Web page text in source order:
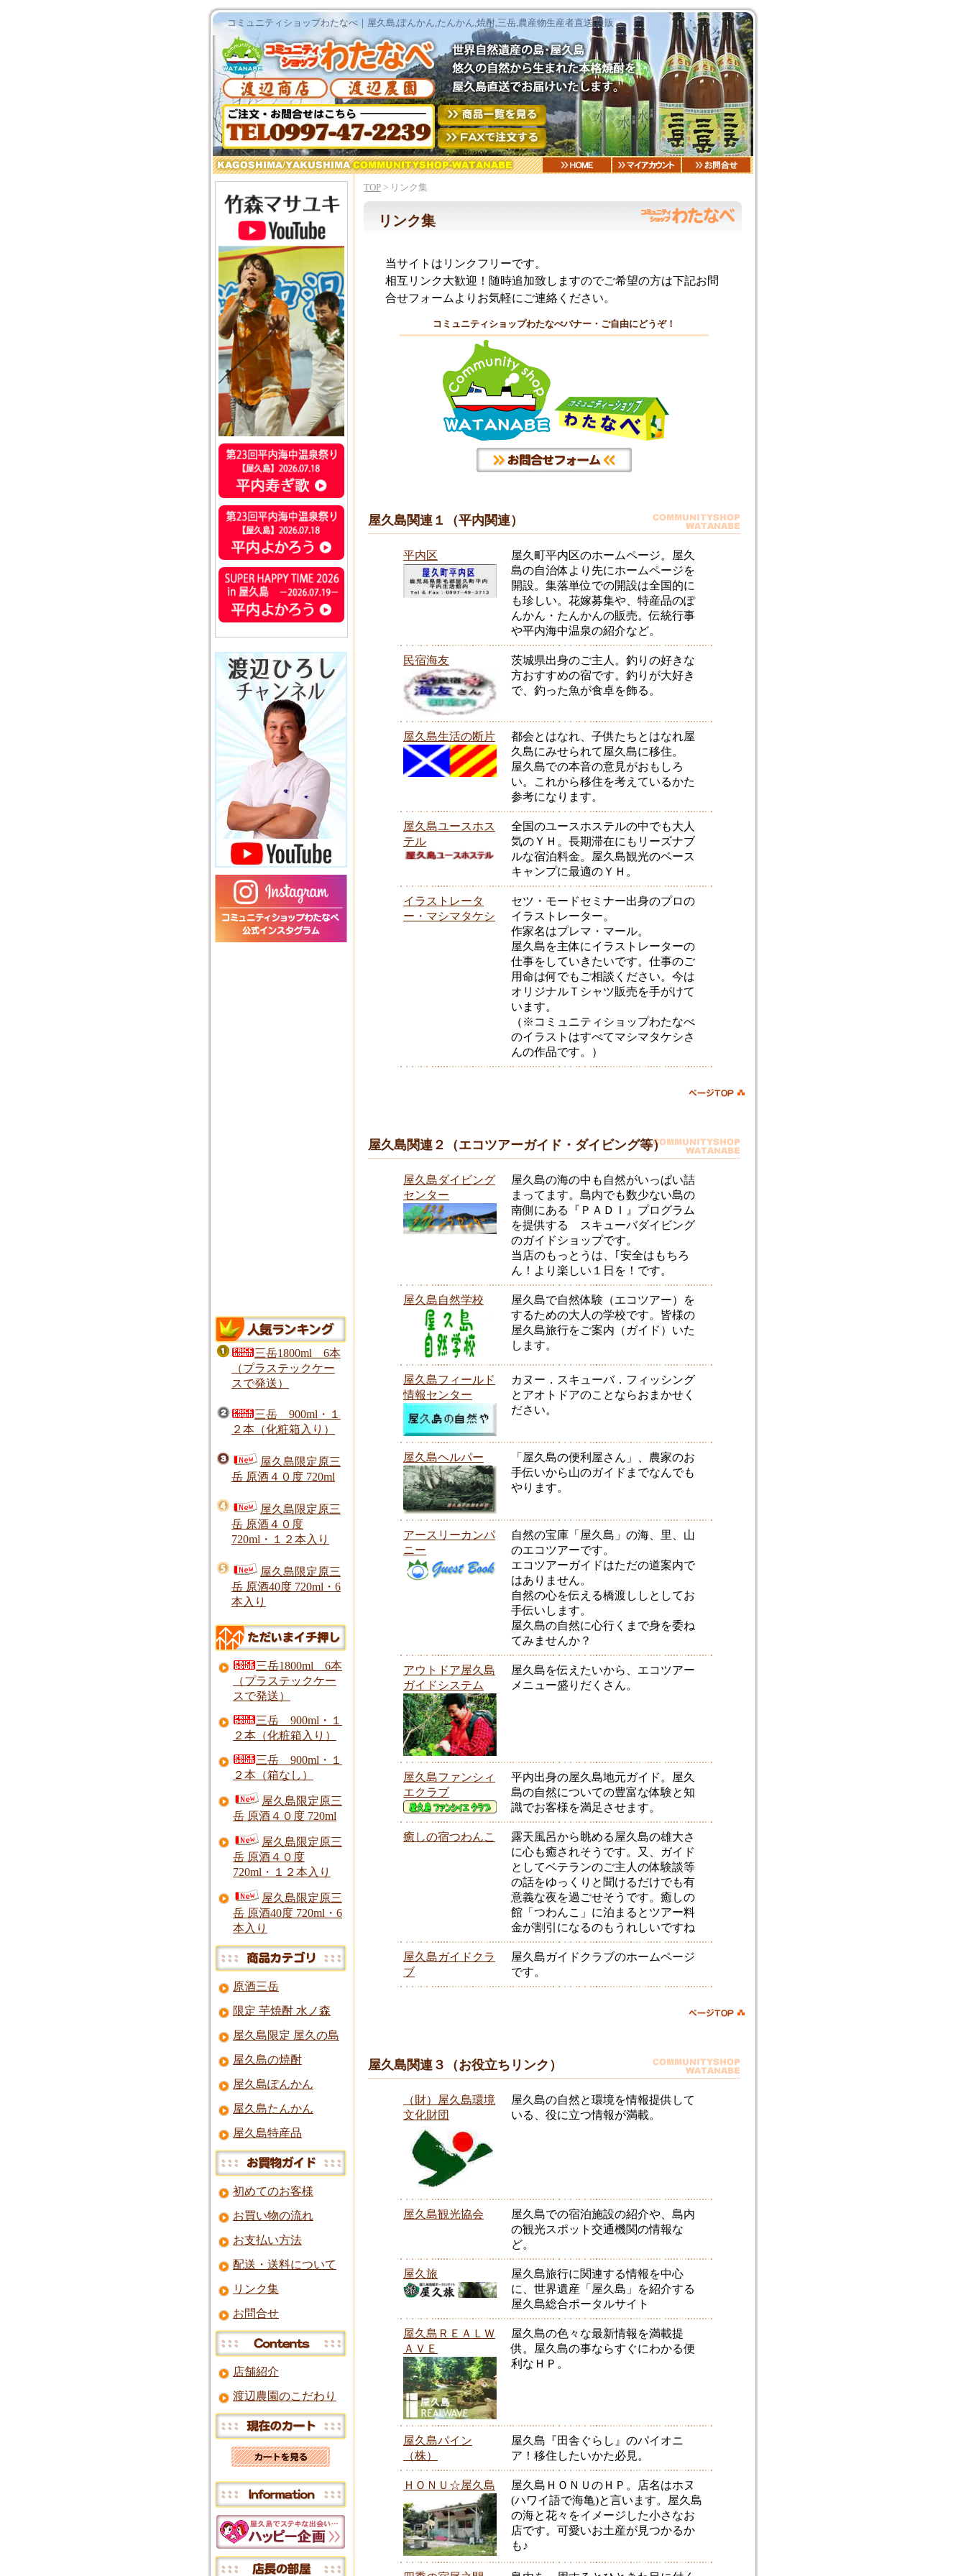
コミュニティショップわたなべ｜屋久島,ぽんかん,たんかん,焼酎,三岳,農産物生産者直送,通販
TOP > リンク集
リンク集
当サイトはリンクフリーです。
相互リンク大歓迎！随時追加致しますのでご希望の方は下記お問
合せフォームよりお気軽にご連絡ください。
コミュニティショップわたなべバナー・ご自由にどうぞ！
屋久島関連１（平内関連）
平内区
屋久町平内区のホームページ。屋久
島の自治体より先にホームページを
開設。集落単位での開設は全国的に
も珍しい。花嫁募集や、特産品のぽ
んかん・たんかんの販売。伝統行事
や平内海中温泉の紹介など。
民宿海友
茨城県出身のご主人。釣りの好きな
方おすすめの宿です。釣りが大好き
で、釣った魚が食卓を飾る。
屋久島生活の断片
都会とはなれ、子供たちとはなれ屋
久島にみせられて屋久島に移住。
屋久島での本音の意見がおもしろ
い。これから移住を考えているかた
参考になります。
屋久島ユースホス
テル
全国のユースホステルの中でも大人
気のＹＨ。長期滞在にもリーズナブ
ルな宿泊料金。屋久島観光のベース
キャンプに最適のＹＨ。
イラストレータ
ー・マシマタケシ
セツ・モードセミナー出身のプロの
イラストレーター。
作家名はプレマ・マール。
屋久島を主体にイラストレーターの
仕事をしていきたいです。仕事のご
用命は何でもご相談ください。今は
オリジナルＴシャツ販売を手がけて
います。
（※コミュニティショップわたなべ
のイラストはすべてマシマタケシさ
んの作品です。）
屋久島関連２（エコツアーガイド・ダイビング等）
屋久島ダイビング
センター
屋久島の海の中も自然がいっぱい詰
まってます。島内でも数少ない島の
南側にある『ＰＡＤＩ』プログラム
を提供する スキューバダイビング
のガイドショップです。
当店のもっとうは、｢安全はもちろ
ん！より楽しい１日を！です。
屋久島自然学校
屋久島で自然体験（エコツアー）を
するための大人の学校です。皆様の
屋久島旅行をご案内（ガイド）いた
します。
屋久島フィールド
情報センター
カヌー．スキューバ．フィッシング
とアオトドアのことならおまかせく
ださい。
屋久島ヘルパー
「屋久島の便利屋さん」、農家のお
手伝いから山のガイドまでなんでも
やります。
アースリーカンパ
ニー
自然の宝庫「屋久島」の海、里、山
のエコツアーです。
エコツアーガイドはただの道案内で
はありません。
自然の心を伝える橋渡ししとしてお
手伝いします。
屋久島の自然に心行くまで身を委ね
てみませんか？
アウトドア屋久島
ガイドシステム
屋久島を伝えたいから、エコツアー
メニュー盛りだくさん。
屋久島ファンシィ
エクラブ
平内出身の屋久島地元ガイド。屋久
島の自然についての豊富な体験と知
識でお客様を満足させます。
癒しの宿つわんこ
露天風呂から眺める屋久島の雄大さ
に心も癒されそうです。又、ガイド
としてベテランのご主人の体験談等
の話をゆっくりと聞けるだけでも有
意義な夜を過ごせそうです。癒しの
館「つわんこ」に泊まるとツアー料
金が割引になるのもうれしいですね
屋久島ガイドクラ
ブ
屋久島ガイドクラブのホームページ
です。
屋久島関連３（お役立ちリンク）
（財）屋久島環境
文化財団
屋久島の自然と環境を情報提供して
いる、役に立つ情報が満載。
屋久島観光協会
屋久島での宿泊施設の紹介や、島内
の観光スポット交通機関の情報な
ど。
屋久旅
屋久島旅行に関連する情報を中心
に、世界遺産「屋久島」を紹介する
屋久島総合ポータルサイト
屋久島ＲＥＡＬＷ
ＡＶＥ
屋久島の色々な最新情報を満載提
供。屋久島の事ならすぐにわかる便
利なＨＰ。
屋久島パイン
（株）
屋久島『田舎ぐらし』のパイオニ
ア！移住したいかた必見。
ＨＯＮＵ☆屋久島
屋久島ＨＯＮＵのＨＰ。店名はホヌ
(ハワイ語で海亀)と言います。屋久島
の海と花々をイメージした小さなお
店です。可愛いお土産が見つかるか
も♪
三岳1800ml 6本
（プラステックケー
スで発送）
三岳 900ml・１
２本（化粧箱入り）
屋久島限定原三
岳 原酒４０度 720ml
屋久島限定原三
岳 原酒４０度
720ml・１２本入り
屋久島限定原三
岳 原酒40度 720ml・6
本入り
三岳1800ml 6本
（プラステックケー
スで発送）
三岳 900ml・１
２本（化粧箱入り）
三岳 900ml・１
２本（箱なし）
屋久島限定原三
岳 原酒４０度 720ml
屋久島限定原三
岳 原酒４０度
720ml・１２本入り
屋久島限定原三
岳 原酒40度 720ml・6
本入り
原酒三岳
限定 芋焼酎 水ノ森
屋久島限定 屋久の島
屋久島の焼酎
屋久島ぽんかん
屋久島たんかん
屋久島特産品
初めてのお客様
お買い物の流れ
お支払い方法
配送・送料について
リンク集
お問合せ
店舗紹介
渡辺農園のこだわり